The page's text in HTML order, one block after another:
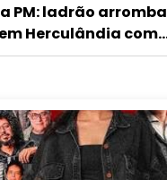
PM: ladrão arromba
Herculândia com
furtado